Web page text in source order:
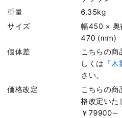
重量
6.35kg
サイズ
幅450 × 奥
470 (mm)
個体差
こちらの商
しくは 「
さい。
価格改定
こちらの
格改定いた
￥79900～